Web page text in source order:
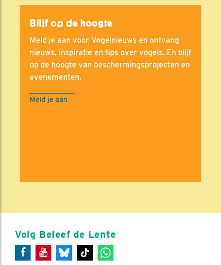
Blijf op de hoogte
Meld je aan voor Vogelnieuws en ontvang
nieuws, inspiratie en tips over vogels. En blijf
op de hoogte van beschermingsprojecten en
evenementen.
Meld je aan
Volg Beleef de Lente